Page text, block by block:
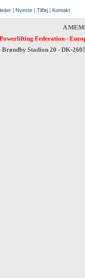
| Nyeste | Tilføj | Kontakt
A
Federation-
Stadion 20 - DK-